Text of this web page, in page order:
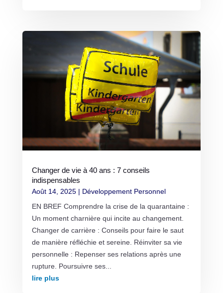
Changer de vie à 40 ans : 7 conseils
indispensables
Août 14, 2025| Développement Personnel
EN BREF Comprendre la crise de la quarantaine :
Un moment charnière qui incite au changement.
Changer de carrière : Conseils pour faire le saut
de manière réfléchie et sereine. Réinviter sa vie
personnelle : Repenser ses relations après une
rupture. Poursuivre ses...
lire plus